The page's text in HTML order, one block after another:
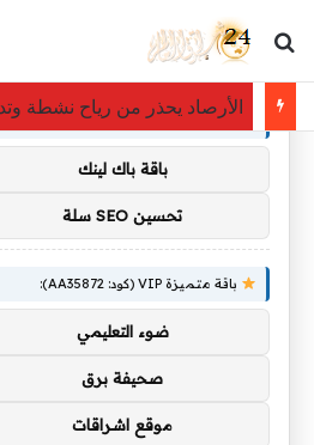
بحث عن
الأرصاد يحذر من رياح نشطة وتدنٍ في الرؤية على
توصيات :
باقة متميزة VIP (كود: AA11138):
باقة باك لينك
تحسين SEO سلة
باقة متميزة VIP (كود: AA35872):
ضوء التعليمي
صحيفة برق
موقع اشراقات